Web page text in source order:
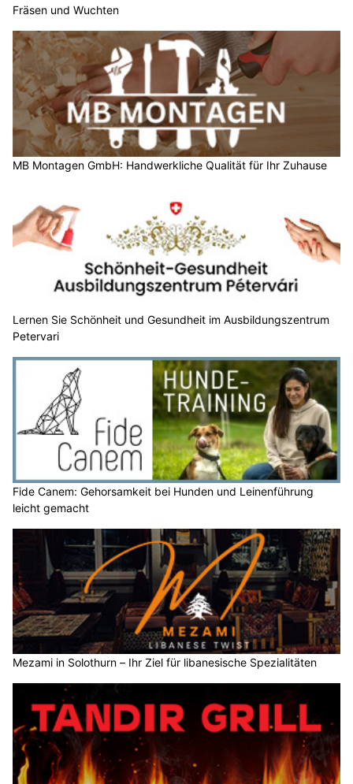
Fräsen und Wuchten
MB Montagen GmbH: Handwerkliche Qualität für Ihr Zuhause
Lernen Sie Schönheit und Gesundheit im Ausbildungszentrum
Petervari
Fide Canem: Gehorsamkeit bei Hunden und Leinenführung
leicht gemacht
Mezami in Solothurn – Ihr Ziel für libanesische Spezialitäten